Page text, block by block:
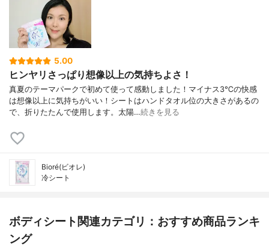
5.00
ヒンヤリさっぱり想像以上の気持ちよさ！
真夏のテーマパークで初めて使って感動しました！マイナス3℃の快感
は想像以上に気持ちがいい！シートはハンドタオル位の大きさがあるの
で、折りたたんで使用します。太陽…続きを見る
Bioré(ビオレ)
冷シート
ボディシート関連カテゴリ：おすすめ商品ランキ
ング